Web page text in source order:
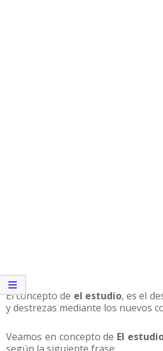
El concepto de el estudio, es el
y destrezas mediante los nuevos
Veamos en concepto de El